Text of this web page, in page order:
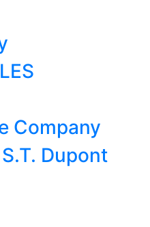
Company
Dupont